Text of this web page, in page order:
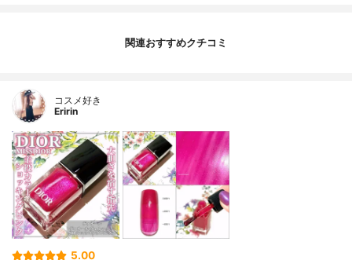
関連おすすめクチコミ
コスメ好き
Eririn
5.00